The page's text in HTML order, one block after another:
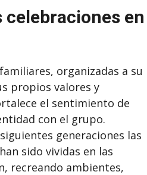
celebraciones en
organizadas a su
propios valores y
el sentimiento de
con el grupo.
generaciones las
sido vividas en las
recreando ambientes,